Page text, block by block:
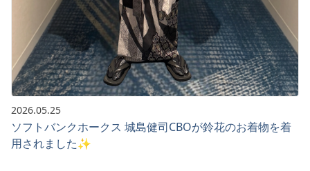
2026.05.25
ソフトバンクホークス 城島健司CBOが鈴花のお着物を着
用されました✨